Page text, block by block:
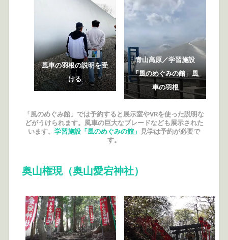
風車の羽根の説明を受
ける
青山高原／学習施設
「風のめぐみの館」風
車の羽根
「風のめぐみ館」では予約すると展示室やVRを使った説明な
どがうけられます。風車の巨大なブレードなども展示された
います。 学習施設「風のめぐみの館」 見学は予約が必要で
す。
奥山権現（奥山愛宕神社）